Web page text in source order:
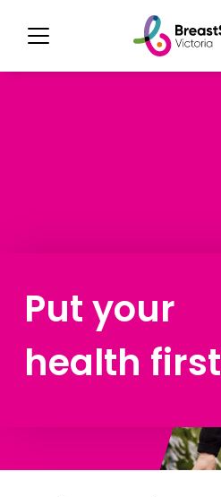
Put your
health first